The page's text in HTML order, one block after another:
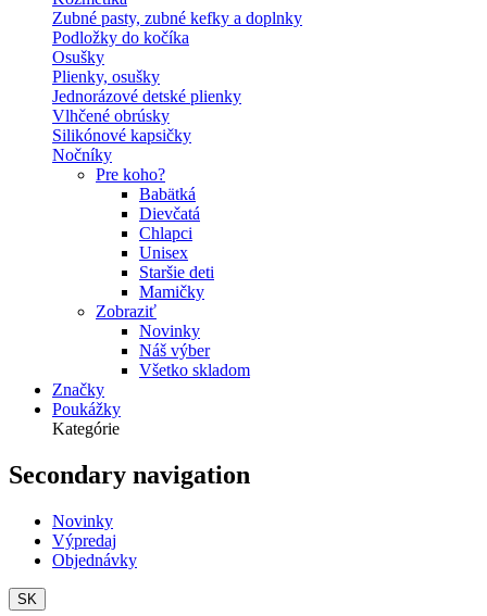
Zubné pasty, zubné kefky a doplnky
Podložky do kočíka
Osušky
Plienky, osušky
Jednorázové detské plienky
Vlhčené obrúsky
Silikónové kapsičky
Nočníky
Pre koho?
Babätká
Dievčatá
Chlapci
Unisex
Staršie deti
Mamičky
Zobraziť
Novinky
Náš výber
Všetko skladom
Značky
Poukážky
Kategórie
Secondary navigation
Novinky
Výpredaj
Objednávky
SK